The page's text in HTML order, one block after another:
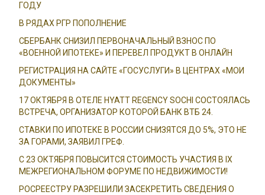
ГОДУ
В РЯДАХ РГР ПОПОЛНЕНИЕ
СБЕРБАНК СНИЗИЛ ПЕРВОНАЧАЛЬНЫЙ ВЗНОС ПО
«ВОЕННОЙ ИПОТЕКЕ» И ПЕРЕВЕЛ ПРОДУКТ В ОНЛАЙН
РЕГИСТРАЦИЯ НА САЙТЕ «ГОСУСЛУГИ» В ЦЕНТРАХ «МОИ
ДОКУМЕНТЫ»
17 ОКТЯБРЯ В ОТЕЛЕ HYATT REGENCY SOCHI СОСТОЯЛАСЬ
ВСТРЕЧА, ОРГАНИЗАТОР КОТОРОЙ БАНК ВТБ 24.
СТАВКИ ПО ИПОТЕКЕ В РОССИИ СНИЗЯТСЯ ДО 5%, ЭТО НЕ
ЗА ГОРАМИ, ЗАЯВИЛ ГРЕФ.
С 23 ОКТЯБРЯ ПОВЫСИТСЯ СТОИМОСТЬ УЧАСТИЯ В IX
МЕЖРЕГИОНАЛЬНОМ ФОРУМЕ ПО НЕДВИЖИМОСТИ!
РОСРЕЕСТРУ РАЗРЕШИЛИ ЗАСЕКРЕТИТЬ СВЕДЕНИЯ О